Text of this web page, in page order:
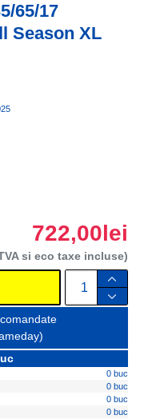
65/17
Season XL
722,00lei
si eco taxe incluse)
0 buc
0 buc
0 buc
0 buc